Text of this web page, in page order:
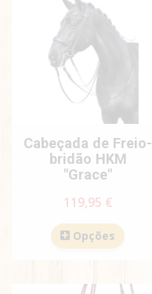
Cabeçada de Freio-
bridão HKM
"Grace"
119,95 €
Opções